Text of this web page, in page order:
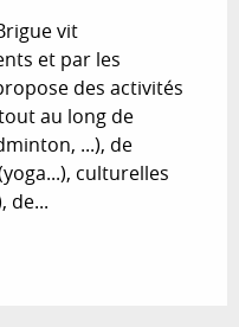
vit
et par les
des activités
au long de
...), de
culturelles
de...